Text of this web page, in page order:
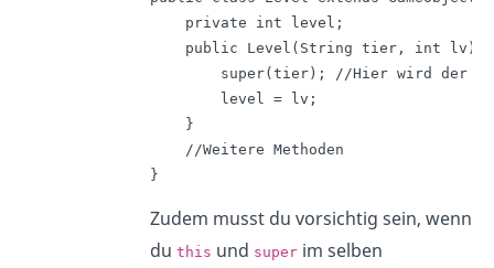
    private int level;
    public Level(String tier, int lv){
super(tier); //Hier wird der
        level = lv;
    }
    //Weitere Methoden
}
Zudem musst du vorsichtig sein, wenn
du this und superim selben